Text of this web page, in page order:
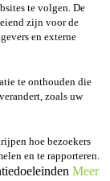
te volgen. De
zijn voor de
en externe
te onthouden die
zoals uw
hoe bezoekers
en te rapporteren.
Meer